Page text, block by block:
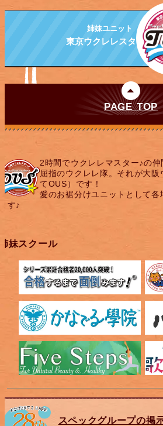
姉妹ユニット
東京ウクレレスターズ
PAGE TOP
2時間でウクレレマスター♪の
屈指のウクレレ隊。それが大
てOUS）です！
愛のお裾分けユニットとして
す♪
妹スクール
スペックグループの掲